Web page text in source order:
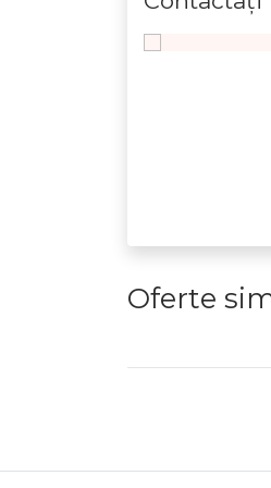
Oferte